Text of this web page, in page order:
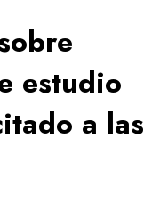
estudio
a las